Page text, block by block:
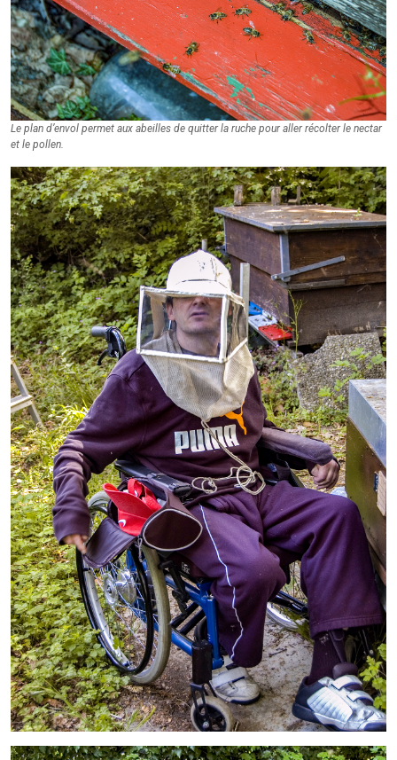
Le plan d’envol permet aux abeilles de quitter la ruche pour aller récolter le nectar
et le pollen.